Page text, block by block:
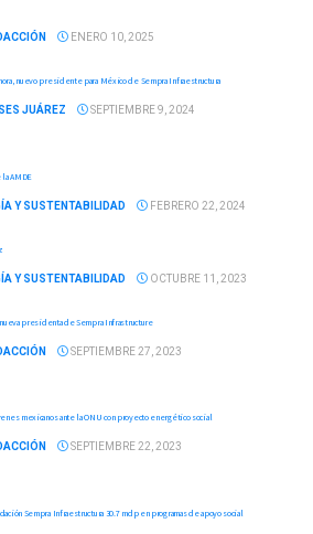
ENERO 10, 2025
nuevo presidente para México de Sempra Infraestructura
JUÁREZ SEPTIEMBRE 9, 2024
la AMDE
Y SUSTENTABILIDAD FEBRERO 22, 2024
Y SUSTENTABILIDAD OCTUBRE 11, 2023
presidenta de Sempra Infrastructure
SEPTIEMBRE 27, 2023
mexicanos ante la ONU con proyecto energético social
SEPTIEMBRE 22, 2023
Sempra Infraestructura 30.7 mdp en programas de apoyo social